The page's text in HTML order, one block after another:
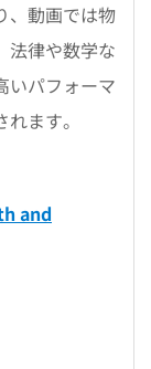
、動画では物
法律や数学な
いパフォーマ
ます。
and